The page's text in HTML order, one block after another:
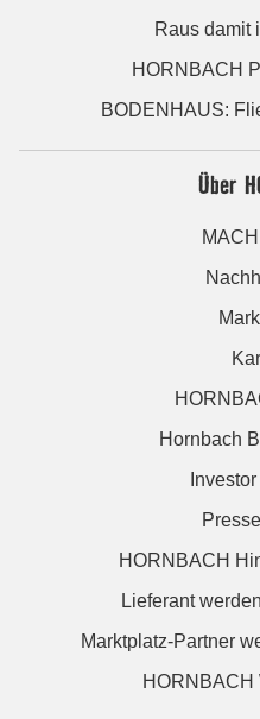
Raus damit
HORNBACH
BODENHAUS:
Über
Hornbach
HORNBACH
Lieferant
Marktplatz-Partner
HORNBACH